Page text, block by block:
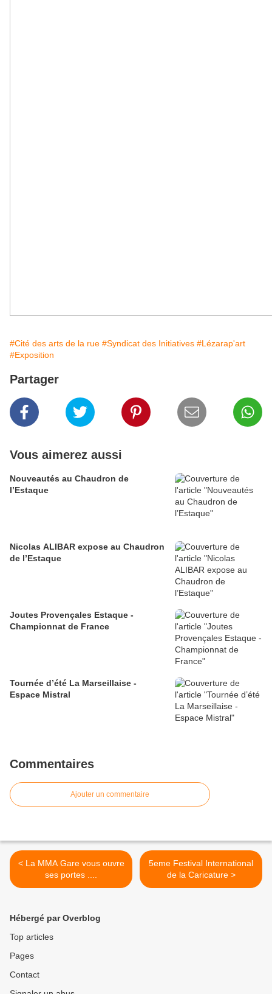
#Cité des arts de la rue #Syndicat des Initiatives #Lézarap'art
#Exposition
Partager
Vous aimerez aussi
Nouveautés au Chaudron de
l’Estaque
Nicolas ALIBAR expose au Chaudron
de l’Estaque
Joutes Provençales Estaque -
Championnat de France
Tournée d’été La Marseillaise -
Espace Mistral
Commentaires
Ajouter un commentaire
< La MMA Gare vous ouvre
ses portes ....
5eme Festival International
de la Caricature >
Hébergé par Overblog
Top articles
Pages
Contact